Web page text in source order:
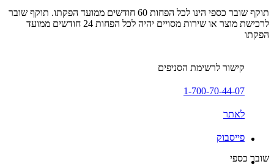
תוקף שובר כספי הינו לכל הפחות 60 חודשים ממועד הפקתו. תוקף שובר
לרכישת מוצר או שירות מסויים יהיה לכל הפחות 24 חודשים ממועד
הפקתו
קישור לרשימת הסניפים
1-700-70-44-07
לאתר
פייסבוק
שובר כספי